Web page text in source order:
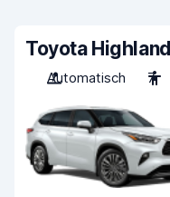
Toyota
Automatisch
7